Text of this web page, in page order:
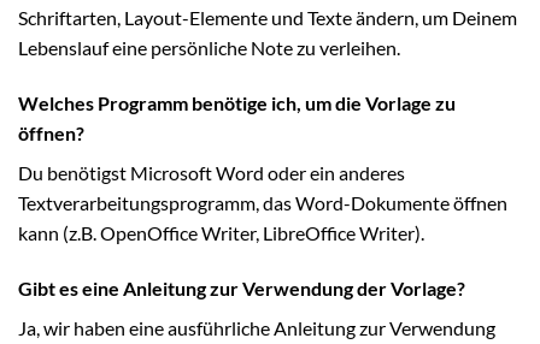
Schriftarten, Layout-Elemente und Texte ändern, um Deinem
Lebenslauf eine persönliche Note zu verleihen.
Welches Programm benötige ich, um die Vorlage zu
öffnen?
Du benötigst Microsoft Word oder ein anderes
Textverarbeitungsprogramm, das Word-Dokumente öffnen
kann (z.B. OpenOffice Writer, LibreOffice Writer).
Gibt es eine Anleitung zur Verwendung der Vorlage?
Ja, wir haben eine ausführliche Anleitung zur Verwendung